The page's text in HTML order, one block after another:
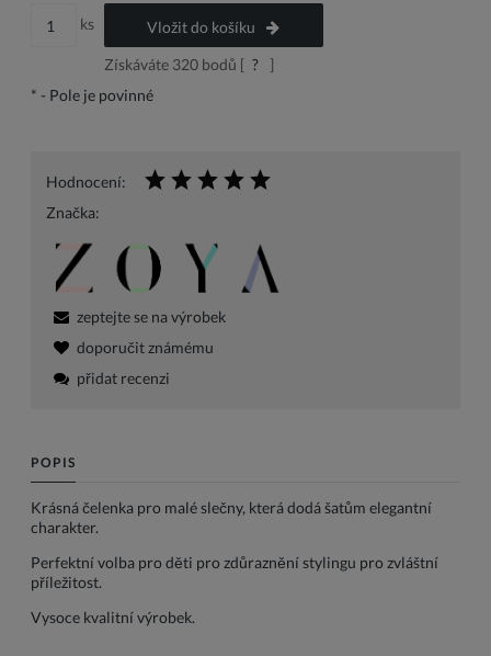
ks
Vložit do košíku
Získáváte 320bodů [ ?
]
* - Pole je povinné
Hodnocení:
Značka:
zeptejte se na výrobek
doporučit známému
přidat recenzi
POPIS
Krásná čelenka pro malé slečny, která dodá šatům elegantní
charakter.
Perfektní volba pro děti pro zdůraznění stylingu pro zvláštní
příležitost.
Vysoce kvalitní výrobek.